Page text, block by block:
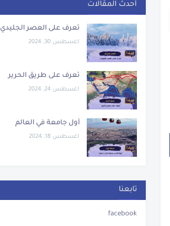
أحدث المقالات
تعرف على العصر الجليدي
اغسطس 30, 2024
تعرف على طريق الحرير
اغسطس 24, 2024
أول جامعة في العالم
اغسطس 18, 2024
تابعنا
facebook